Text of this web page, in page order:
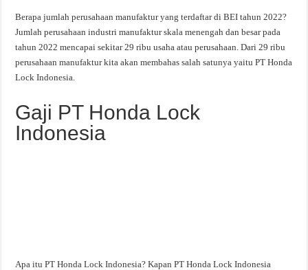
Berapa jumlah perusahaan manufaktur yang terdaftar di BEI tahun 2022?
Jumlah perusahaan industri manufaktur skala menengah dan besar pada
tahun 2022 mencapai sekitar 29 ribu usaha atau perusahaan. Dari 29 ribu
perusahaan manufaktur kita akan membahas salah satunya yaitu PT Honda
Lock Indonesia.
Gaji PT Honda Lock
Indonesia
Apa itu PT Honda Lock Indonesia? Kapan PT Honda Lock Indonesia